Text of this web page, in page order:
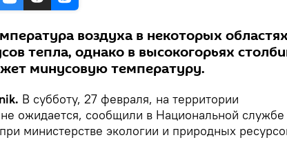
воздуха в некоторых
тепла, однако в высокогорьях
минусовую температуру.
В субботу, 27 февраля, на территории
ожидается, сообщили в Национальной службе
министерстве экологии и природных